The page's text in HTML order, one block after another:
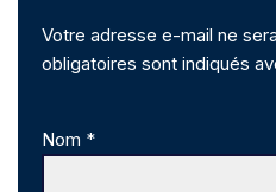
Votre adresse e-mail ne
obligatoires sont indiqués
Nom *